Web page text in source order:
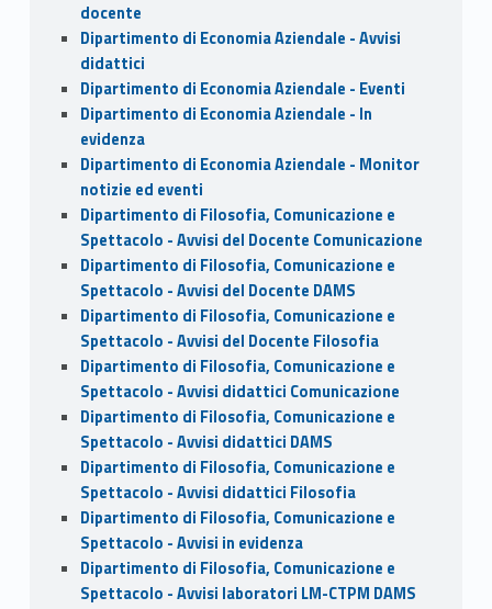
docente
Dipartimento di Economia Aziendale - Avvisi
didattici
Dipartimento di Economia Aziendale - Eventi
Dipartimento di Economia Aziendale - In
evidenza
Dipartimento di Economia Aziendale - Monitor
notizie ed eventi
Dipartimento di Filosofia, Comunicazione e
Spettacolo - Avvisi del Docente Comunicazione
Dipartimento di Filosofia, Comunicazione e
Spettacolo - Avvisi del Docente DAMS
Dipartimento di Filosofia, Comunicazione e
Spettacolo - Avvisi del Docente Filosofia
Dipartimento di Filosofia, Comunicazione e
Spettacolo - Avvisi didattici Comunicazione
Dipartimento di Filosofia, Comunicazione e
Spettacolo - Avvisi didattici DAMS
Dipartimento di Filosofia, Comunicazione e
Spettacolo - Avvisi didattici Filosofia
Dipartimento di Filosofia, Comunicazione e
Spettacolo - Avvisi in evidenza
Dipartimento di Filosofia, Comunicazione e
Spettacolo - Avvisi laboratori LM-CTPM DAMS